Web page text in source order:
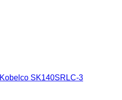
Kobelco SK140SRLC-3